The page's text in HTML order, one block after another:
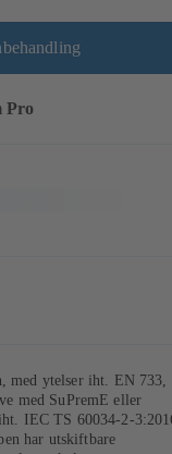
Pro
med ytelser iht. EN 733,
med SuPremE eller
IEC TS 60034-2-
har utskiftbare